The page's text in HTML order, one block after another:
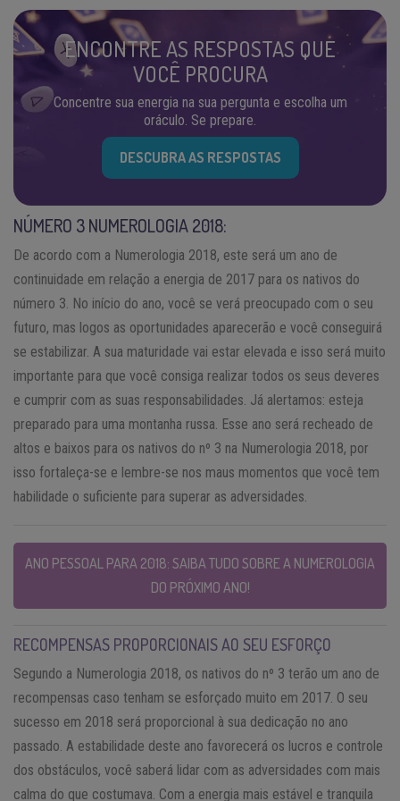
ENCONTRE AS RESPOSTAS QUE
VOCÊ PROCURA
Concentre sua energia na sua pergunta e escolha um
oráculo. Se prepare.
DESCUBRA AS RESPOSTAS
NÚMERO 3 NUMEROLOGIA 2018:
De acordo com a Numerologia 2018, este será um ano de
continuidade em relação a energia de 2017 para os nativos do
número 3. No início do ano, você se verá preocupado com o seu
futuro, mas logos as oportunidades aparecerão e você conseguirá
se estabilizar. A sua maturidade vai estar elevada e isso será muito
importante para que você consiga realizar todos os seus deveres
e cumprir com as suas responsabilidades. Já alertamos: esteja
preparado para uma montanha russa. Esse ano será recheado de
altos e baixos para os nativos do nº 3 na Numerologia 2018, por
isso fortaleça-se e lembre-se nos maus momentos que você tem
habilidade o suficiente para superar as adversidades.
ANO PESSOAL PARA 2018: SAIBA TUDO SOBRE A NUMEROLOGIA
DO PRÓXIMO ANO!
RECOMPENSAS PROPORCIONAIS AO SEU ESFORÇO
Segundo a Numerologia 2018, os nativos do nº 3 terão um ano de
recompensas caso tenham se esforçado muito em 2017. O seu
sucesso em 2018 será proporcional à sua dedicação no ano
passado. A estabilidade deste ano favorecerá os lucros e controle
dos obstáculos, você saberá lidar com as adversidades com mais
calma do que costumava. Com a energia mais estável e tranquila